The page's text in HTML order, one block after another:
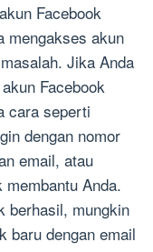
Facebook
mengakses akun
Jika Anda
Facebook
cara seperti
dengan nomor
email, atau
membantu Anda.
berhasil, mungkin
baru dengan email